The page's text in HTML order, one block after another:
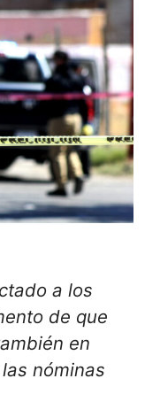
a los
de que
en
nóminas